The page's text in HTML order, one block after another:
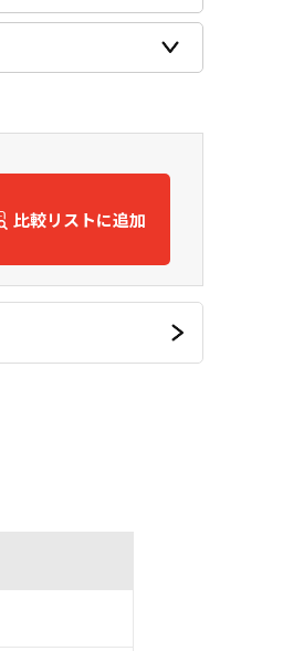
比較リストに追加